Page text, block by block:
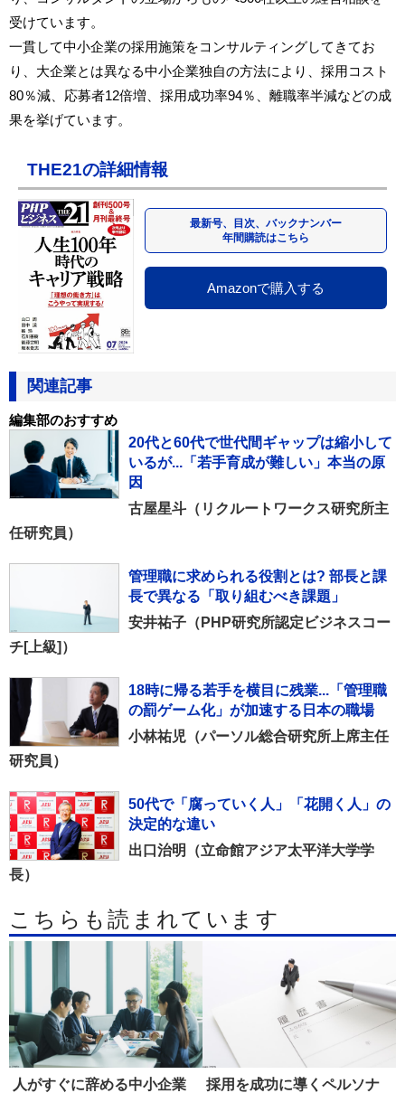
受けています。
一貫して中小企業の採用施策をコンサルティングしてきてお
り、大企業とは異なる中小企業独自の方法により、採用コスト
80％減、応募者12倍増、採用成功率94％、離職率半減などの成
果を挙げています。
THE21の詳細情報
最新号、目次、バックナンバー
年間購読はこちら
Amazonで購入する
関連記事
編集部のおすすめ
20代と60代で世代間ギャップは縮小して
いるが...「若手育成が難しい」本当の原
因
古屋星斗（リクルートワークス研究所主
任研究員）
管理職に求められる役割とは? 部長と課
長で異なる「取り組むべき課題」
安井祐子（PHP研究所認定ビジネスコー
チ[上級]）
18時に帰る若手を横目に残業...「管理職
の罰ゲーム化」が加速する日本の職場
小林祐児（パーソル総合研究所上席主任
研究員）
50代で「腐っていく人」「花開く人」の
決定的な違い
出口治明（立命館アジア太平洋大学学
長）
こちらも読まれています
人がすぐに辞める中小企業
採用を成功に導くペルソナ